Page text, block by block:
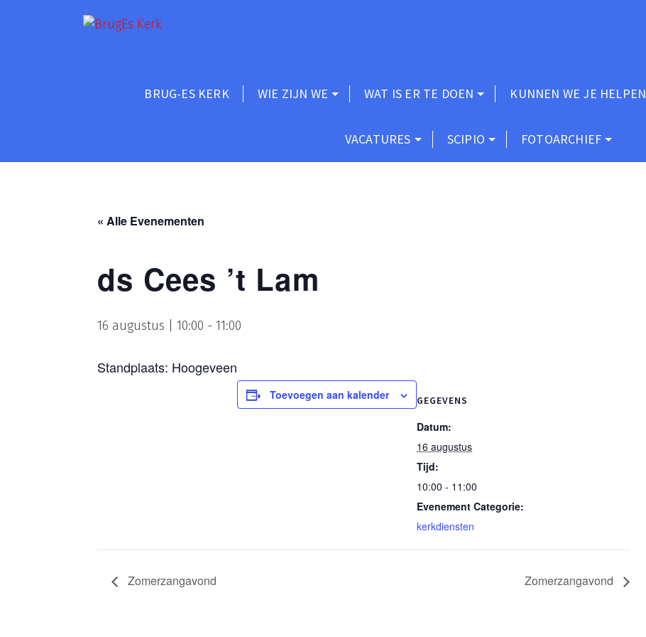
BRUG-ES KERK WIE ZIJN WE WAT IS ER TE DOEN KUNNEN WE JE HELPEN
VACATURES SCIPIO FOTOARCHIEF
« Alle Evenementen
ds Cees ’t Lam
16 augustus | 10:00 - 11:00
Standplaats: Hoogeveen
Toevoegen aan kalender GEGEVENS
Datum:
16 augustus
Tijd:
10:00 - 11:00
Evenement Categorie:
kerkdiensten
Zomerzangavond Zomerzangavond